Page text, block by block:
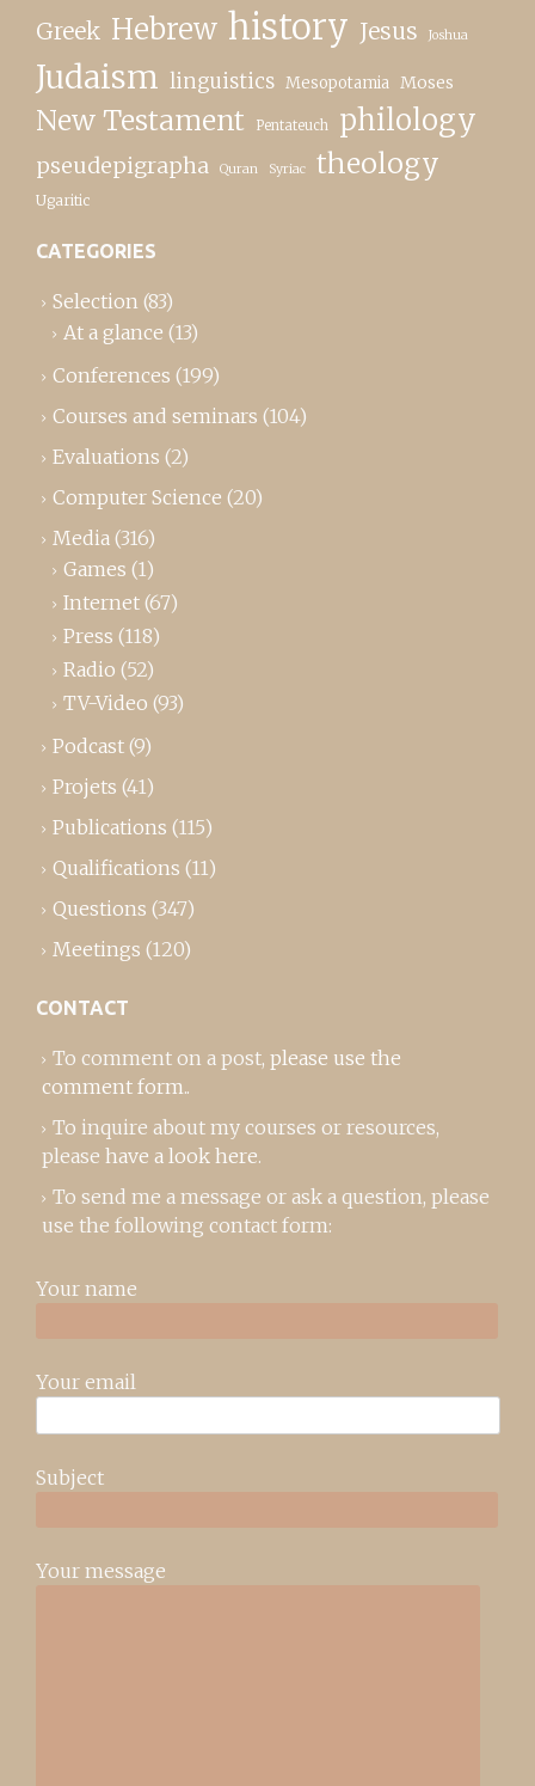
Greek Hebrew history Jesus Joshua
Judaism linguistics Mesopotamia Moses
New Testament Pentateuch philology
pseudepigrapha Quran Syriac theology
Ugaritic
CATEGORIES
Selection (83)
At a glance (13)
Conferences (199)
Courses and seminars (104)
Evaluations (2)
Computer Science (20)
Media (316)
Games (1)
Internet (67)
Press (118)
Radio (52)
TV-Video (93)
Podcast (9)
Projets (41)
Publications (115)
Qualifications (11)
Questions (347)
Meetings (120)
CONTACT
To comment on a post, please use the
comment form..
To inquire about my courses or resources,
please have a look here.
To send me a message or ask a question, please
use the following contact form:
Your name
Your email
Subject
Your message